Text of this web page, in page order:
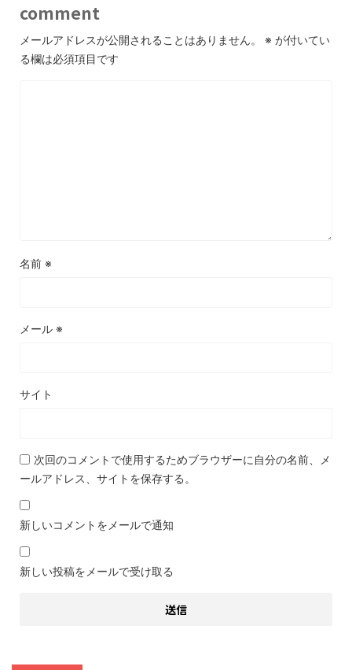
comment
メールアドレスが公開されることはありません。 ※ が付いてい
る欄は必須項目です
名前 ※
メール ※
サイト
次回のコメントで使用するためブラウザーに自分の名前、メ
ールアドレス、サイトを保存する。
新しいコメントをメールで通知
新しい投稿をメールで受け取る